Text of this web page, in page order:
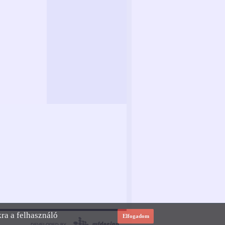
a felhasználó
Elfogadom